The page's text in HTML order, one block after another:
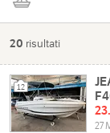
20 risultati
12
27